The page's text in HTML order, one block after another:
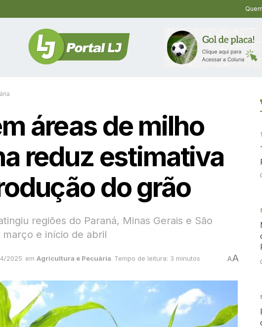
áreas de milho
reduz estimativa
do grão
regiões do Paraná, Minas Gerais e São
março e início de abril
2025 em Agricultura e Pecuária Tempo de leitura: 3 minutos AA